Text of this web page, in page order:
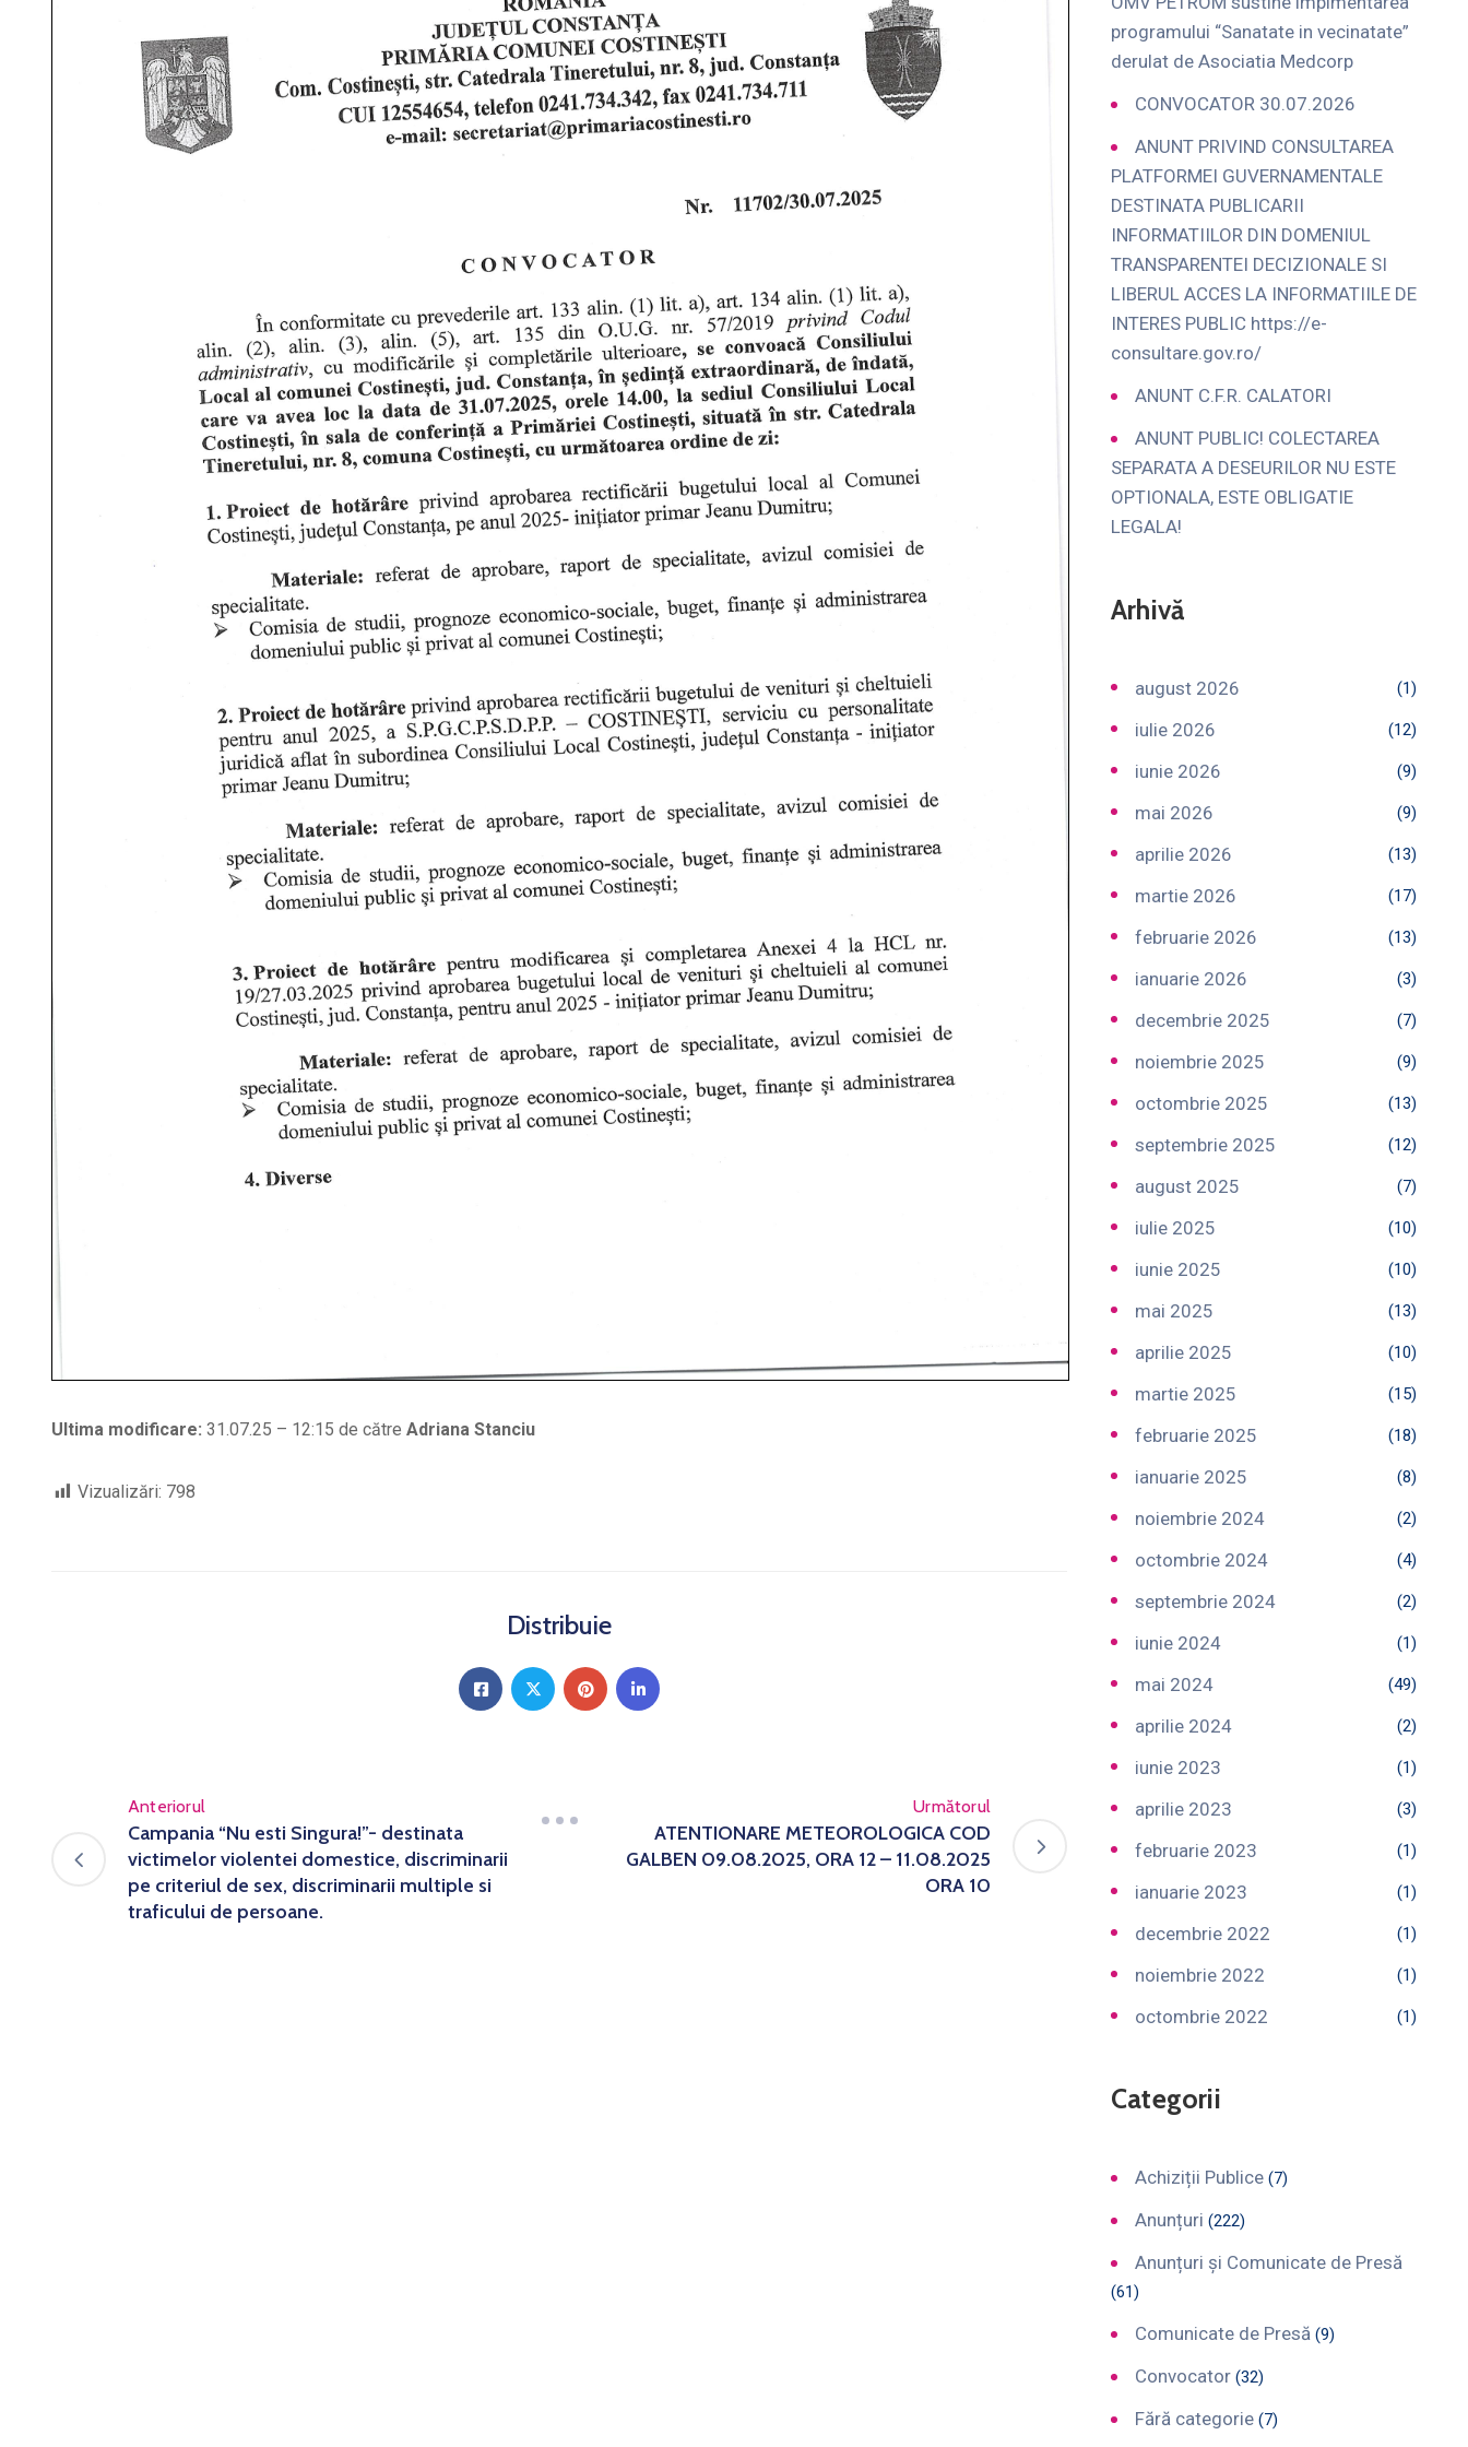
Ultima modificare: 31.07.25 – 12:15 de către Adriana Stanciu
Vizualizări: 798
Distribuie
Anteriorul
Campania “Nu esti Singura!”- destinata
victimelor violentei domestice, discriminarii
pe criteriul de sex, discriminarii multiple si
traficului de persoane.
Următorul
ATENTIONARE METEOROLOGICA COD
GALBEN 09.08.2025, ORA 12 – 11.08.2025
ORA 10
programului “Sanatate in vecinatate”
derulat de Asociatia Medcorp
CONVOCATOR 30.07.2026
ANUNT PRIVIND CONSULTAREA
PLATFORMEI GUVERNAMENTALE
DESTINATA PUBLICARII
INFORMATIILOR DIN DOMENIUL
TRANSPARENTEI DECIZIONALE SI
LIBERUL ACCES LA INFORMATIILE DE
INTERES PUBLIC https://e-
consultare.gov.ro/
ANUNT C.F.R. CALATORI
ANUNT PUBLIC! COLECTAREA
SEPARATA A DESEURILOR NU ESTE
OPTIONALA, ESTE OBLIGATIE
LEGALA!
Arhivă
august 2026 (1)
iulie 2026 (12)
iunie 2026 (9)
mai 2026 (9)
aprilie 2026 (13)
martie 2026 (17)
februarie 2026 (13)
ianuarie 2026 (3)
decembrie 2025 (7)
noiembrie 2025 (9)
octombrie 2025 (13)
septembrie 2025 (12)
august 2025 (7)
iulie 2025 (10)
iunie 2025 (10)
mai 2025 (13)
aprilie 2025 (10)
martie 2025 (15)
februarie 2025 (18)
ianuarie 2025 (8)
noiembrie 2024 (2)
octombrie 2024 (4)
septembrie 2024 (2)
iunie 2024 (1)
mai 2024 (49)
aprilie 2024 (2)
iunie 2023 (1)
aprilie 2023 (3)
februarie 2023 (1)
ianuarie 2023 (1)
decembrie 2022 (1)
noiembrie 2022 (1)
octombrie 2022 (1)
Categorii
Achiziții Publice (7)
Anunțuri (222)
Anunțuri și Comunicate de Presă
(61)
Comunicate de Presă (9)
Convocator (32)
Fără categorie (7)